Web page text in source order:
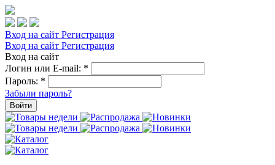
Вход на сайт Регистрация
Вход на сайт Регистрация
Вход на сайт
Логин или E-mail: *
Пароль: *
Забыли пароль?
Войти